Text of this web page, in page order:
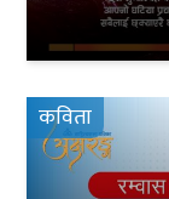
कविता